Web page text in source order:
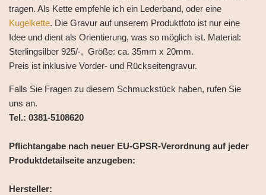
tragen. Als Kette empfehle ich ein Lederband, oder eine
Kugelkette. Die Gravur auf unserem Produktfoto ist nur eine
Idee und dient als Orientierung, was so möglich ist. Material:
Sterlingsilber 925/-, Größe: ca. 35mm x 20mm.
Preis ist inklusive Vorder- und Rückseitengravur.
Falls Sie Fragen zu diesem Schmuckstück haben, rufen Sie
uns an.
Tel.: 0381-5108620
Pflichtangabe nach neuer EU-GPSR-Verordnung auf jeder
Produktdetailseite anzugeben:
Hersteller: